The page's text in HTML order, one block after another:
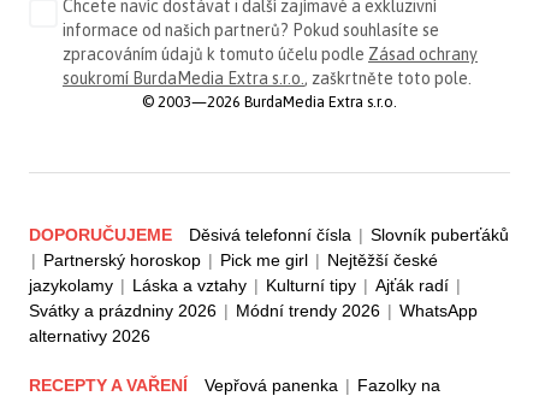
Chcete navíc dostávat i další zajímavé a exkluzivní
informace od našich partnerů? Pokud souhlasíte se
zpracováním údajů k tomuto účelu podle Zásad ochrany
soukromí BurdaMedia Extra s.r.o. , zaškrtněte toto pole.
© 2003—2026 BurdaMedia Extra s.r.o.
DOPORUČUJEME Děsivá telefonní čísla | Slovník puberťáků
| Partnerský horoskop | Pick me girl | Nejtěžší české
jazykolamy | Láska a vztahy | Kulturní tipy | Ajťák radí |
Svátky a prázdniny 2026 | Módní trendy 2026 | WhatsApp
alternativy 2026
RECEPTY A VAŘENÍ Vepřová panenka | Fazolky na